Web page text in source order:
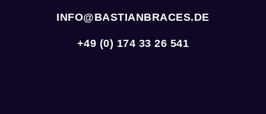
INFO@BASTIANBRACES.DE
+49 (0) 174 33 26 541